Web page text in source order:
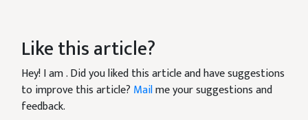
Like this article?
Hey! I am. Did you liked this article and have suggestions
to improve this article? Mailme your suggestions and
feedback.